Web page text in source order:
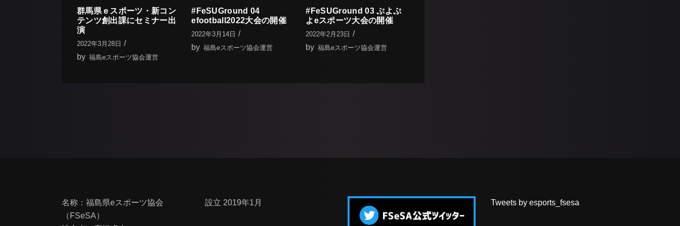
群馬県ｅスポーツ・新コン
テンツ創出課にセミナー出
演
2022年3月28日
by 福島eスポーツ協会運営
#FeSUGround 04
efootball2022大会の開催
2022年3月14日
by 福島eスポーツ協会運営
#FeSUGround 03 ぷよぷ
よeスポーツ大会の開催
2022年2月23日
by 福島eスポーツ協会運営
名称：福島県eスポーツ協会
（FSeSA）
設立 2019年1月 Tweets by esports_fsesa